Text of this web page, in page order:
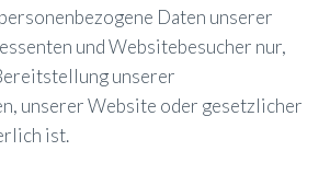
Daten unserer
und Websitebesucher nur,
unserer
unserer Website oder gesetzlicher
ist.